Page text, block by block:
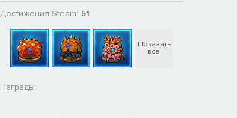
Достижения Steam: 51
Показать
все
Награды: